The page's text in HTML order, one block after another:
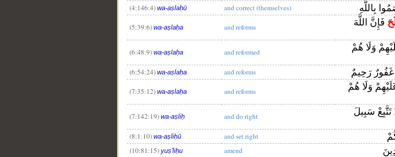
(4:146:4) wa-aṣlaḥū and correct (themselves) بِاللَّهِ
(5:39:6) wa-aṣlaḥa and reforms
فَإِنَّ اللَّهَ
(6:48:9) wa-aṣlaḥa and reformed
وَلَا هُمْ
(6:54:24) wa-aṣlaḥa and reforms غَفُورٌ رَحِيمٌ
(7:35:12) wa-aṣlaḥa and reforms
وَلَا هُمْ
(7:142:19) wa-aṣliḥ and do right
تَتَّبِعْ سَبِيلَ
(8:1:10) wa-aṣliḥū and set right
(10:81:15) yuṣ'liḥu amend